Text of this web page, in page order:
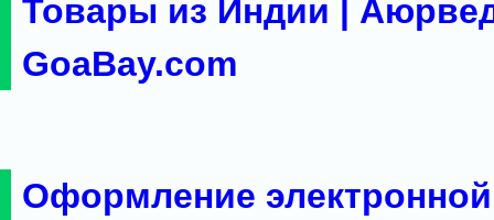
Товары из Индии |
GoaBay.com
Оформление электронной